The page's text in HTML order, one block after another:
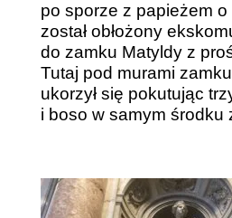
po sporze z papieżem o
został obłożony
do zamku Matyldy z
Tutaj pod murami
ukorzył się pokutując
i boso w samym środku